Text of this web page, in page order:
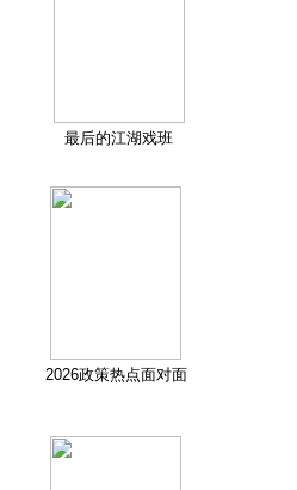
最后的江湖戏班
2026政策热点面对面